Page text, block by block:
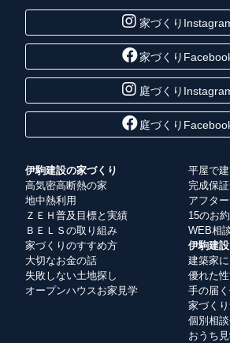
家づくり
家づくり
庭づくり
庭づくり
伊駒建設の家づくり
高気密高断熱の家
地中熱利用
ＺＥＨ普及目標と実績
ＢＥＬＳの取り組み
家づくりのすすめ方
大切なお金の話
失敗しない土地探し
オープンハウスお家見学
平屋で
完成保
アフタ
15のお
WEB相
伊駒建
建築家
優れた
手の届
家づく
個別相
おうち